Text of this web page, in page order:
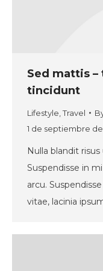
Sed mattis
tincidunt
Lifestyle,Travel
1 de septiembre de
Nulla blandit
Suspendisse in
arcu.
vitae, lacinia